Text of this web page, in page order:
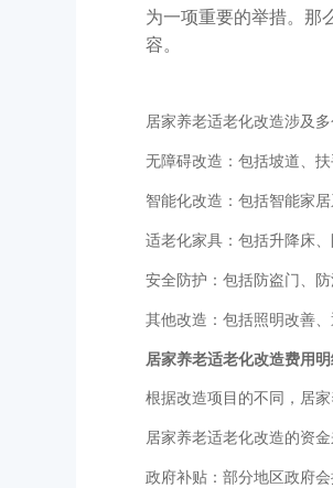
为一项重要的举措。 那
容。
居家养老适老化改造涉及
无障碍改造：包括坡道、扶
智能化改造：包括智能家居
适老化家具：包括升降床、
安全防护：包括防盗门、
其他改造：包括照明改善、
居家养老适老化改造费用明
根据改造项目的不同，居
居家养老适老化改造的资
政府补贴：部分地区政府